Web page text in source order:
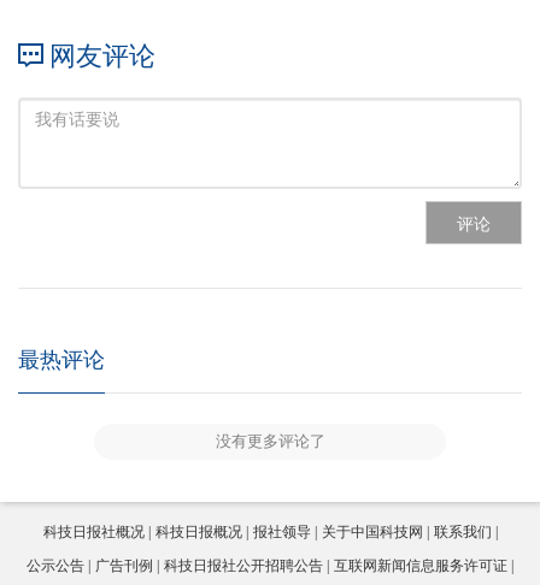
网友评论
评论
最热评论
没有更多评论了
科技日报社概况 科技日报概况 报社领导 关于中国科技网
联系我们
公示公告
广告刊例 科技日报社公开招聘公告 互联网新闻信息服务许可证